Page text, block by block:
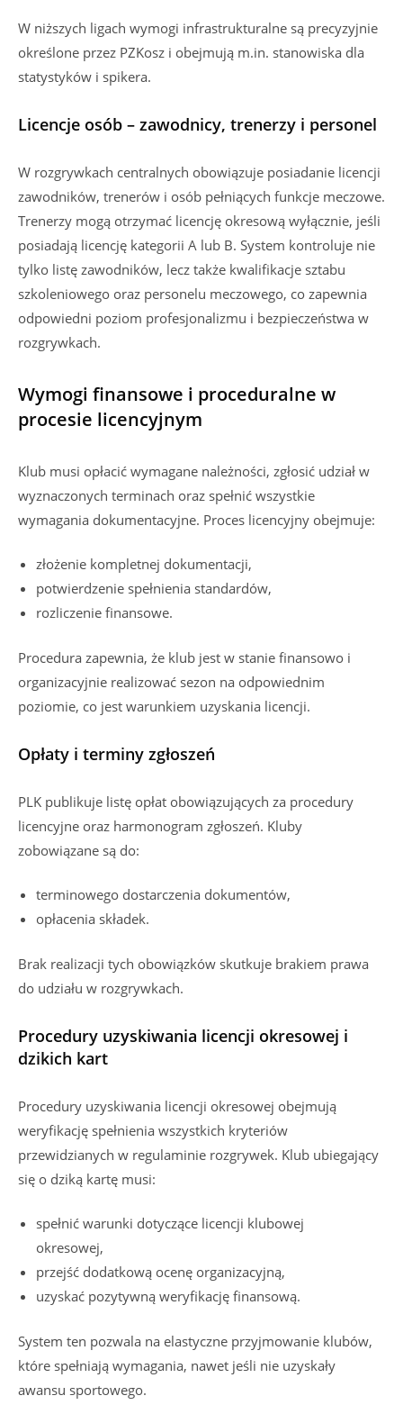
W niższych ligach wymogi infrastrukturalne są precyzyjnie
określone przez PZKosz i obejmują m.in. stanowiska dla
statystyków i spikera.
Licencje osób – zawodnicy, trenerzy i personel
W rozgrywkach centralnych obowiązuje posiadanie licencji
zawodników, trenerów i osób pełniących funkcje meczowe.
Trenerzy mogą otrzymać licencję okresową wyłącznie, jeśli
posiadają licencję kategorii A lub B. System kontroluje nie
tylko listę zawodników, lecz także kwalifikacje sztabu
szkoleniowego oraz personelu meczowego, co zapewnia
odpowiedni poziom profesjonalizmu i bezpieczeństwa w
rozgrywkach.
Wymogi finansowe i proceduralne w
procesie licencyjnym
Klub musi opłacić wymagane należności, zgłosić udział w
wyznaczonych terminach oraz spełnić wszystkie
wymagania dokumentacyjne. Proces licencyjny obejmuje:
złożenie kompletnej dokumentacji,
potwierdzenie spełnienia standardów,
rozliczenie finansowe.
Procedura zapewnia, że klub jest w stanie finansowo i
organizacyjnie realizować sezon na odpowiednim
poziomie, co jest warunkiem uzyskania licencji.
Opłaty i terminy zgłoszeń
PLK publikuje listę opłat obowiązujących za procedury
licencyjne oraz harmonogram zgłoszeń. Kluby
zobowiązane są do:
terminowego dostarczenia dokumentów,
opłacenia składek.
Brak realizacji tych obowiązków skutkuje brakiem prawa
do udziału w rozgrywkach.
Procedury uzyskiwania licencji okresowej i
dzikich kart
Procedury uzyskiwania licencji okresowej obejmują
weryfikację spełnienia wszystkich kryteriów
przewidzianych w regulaminie rozgrywek. Klub ubiegający
się o dziką kartę musi:
spełnić warunki dotyczące licencji klubowej
okresowej,
przejść dodatkową ocenę organizacyjną,
uzyskać pozytywną weryfikację finansową.
System ten pozwala na elastyczne przyjmowanie klubów,
które spełniają wymagania, nawet jeśli nie uzyskały
awansu sportowego.